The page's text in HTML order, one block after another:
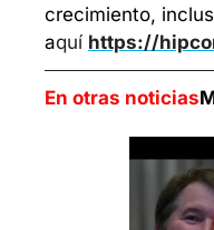
crecimiento,
aquí https://
En otras noticias